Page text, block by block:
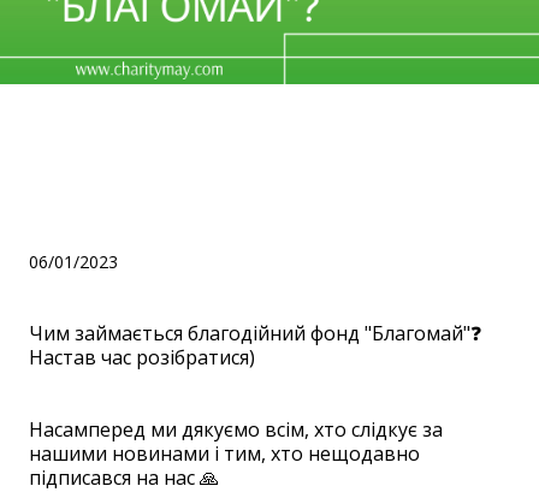
06/01/2023
Чим займається благодійний фонд "Благомай"❓
Настав час розібратися)
Насамперед ми дякуємо всім, хто слідкує за
нашими новинами і тим, хто нещодавно
підписався на нас 🙏